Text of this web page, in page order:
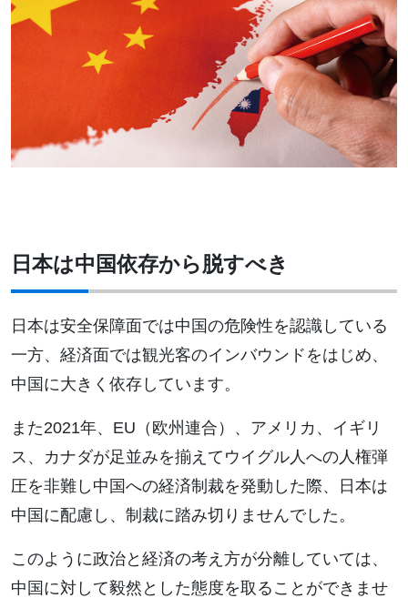
日本は中国依存から脱すべき
日本は安全保障面では中国の危険性を認識している
一方、経済面では観光客のインバウンドをはじめ、
中国に大きく依存しています。
また2021年、EU（欧州連合）、アメリカ、イギリ
ス、カナダが足並みを揃えてウイグル人への人権弾
圧を非難し中国への経済制裁を発動した際、日本は
中国に配慮し、制裁に踏み切りませんでした。
このように政治と経済の考え方が分離していては、
中国に対して毅然とした態度を取ることができませ